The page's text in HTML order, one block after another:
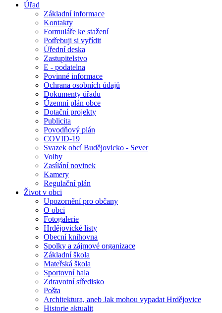
Úřad
Základní informace
Kontakty
Formuláře ke stažení
Potřebuji si vyřídit
Úřední deska
Zastupitelstvo
E - podatelna
Povinné informace
Ochrana osobních údajů
Dokumenty úřadu
Územní plán obce
Dotační projekty
Publicita
Povodňový plán
COVID-19
Svazek obcí Budějovicko - Sever
Volby
Zasílání novinek
Kamery
Regulační plán
Život v obci
Upozornění pro občany
O obci
Fotogalerie
Hrdějovické listy
Obecní knihovna
Spolky a zájmové organizace
Základní škola
Mateřská škola
Sportovní hala
Zdravotní středisko
Pošta
Architektura, aneb Jak mohou vypadat Hrdějovice
Historie aktualit